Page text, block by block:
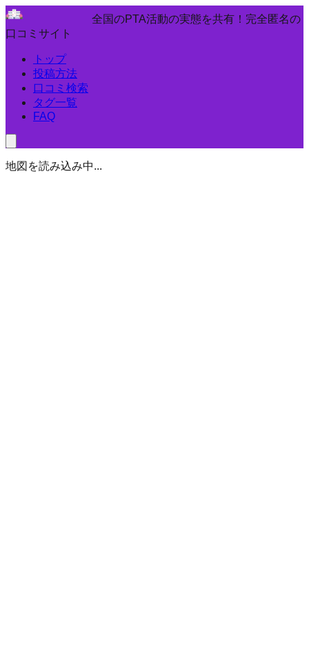
全国のPTA活動の実態を共有！完全匿名の
口コミサイト
トップ
投稿方法
口コミ検索
タグ一覧
FAQ
地図を読み込み中...